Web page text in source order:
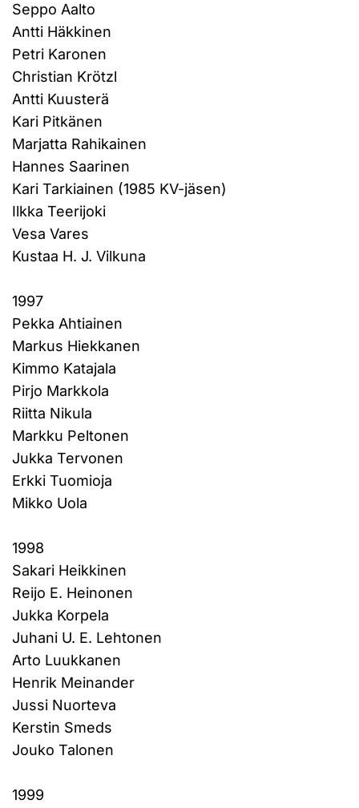
Seppo Aalto
Antti Häkkinen
Petri Karonen
Christian Krötzl
Antti Kuusterä
Kari Pitkänen
Marjatta Rahikainen
Hannes Saarinen
Kari Tarkiainen (1985 KV-jäsen)
Ilkka Teerijoki
Vesa Vares
Kustaa H. J. Vilkuna
1997
Pekka Ahtiainen
Markus Hiekkanen
Kimmo Katajala
Pirjo Markkola
Riitta Nikula
Markku Peltonen
Jukka Tervonen
Erkki Tuomioja
Mikko Uola
1998
Sakari Heikkinen
Reijo E. Heinonen
Jukka Korpela
Juhani U. E. Lehtonen
Arto Luukkanen
Henrik Meinander
Jussi Nuorteva
Kerstin Smeds
Jouko Talonen
1999